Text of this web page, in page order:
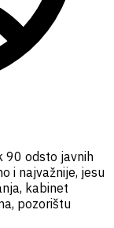
90 odsto javnih
i najvažnije, jesu
kabinet
pozorištu